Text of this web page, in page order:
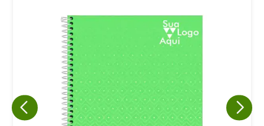
Eu concordo em receber comunicações.
A nossa empresa está comprometida a proteger e respeitar
sua privacidade, utilizaremos seus dados apenas para fins
de marketing. Você pode alterar suas preferências a
qualquer momento.
Iniciar conversa